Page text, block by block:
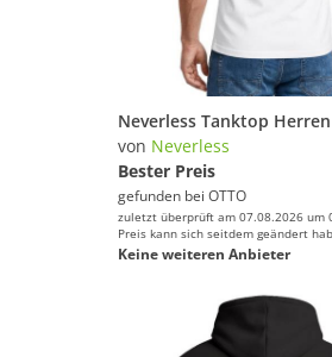
von Neverless
Bester Preis
gefunden bei OTTO
zuletzt überprüft am 07.08.2026 um
Preis kann sich seitdem geändert
Keine weiteren Anbieter